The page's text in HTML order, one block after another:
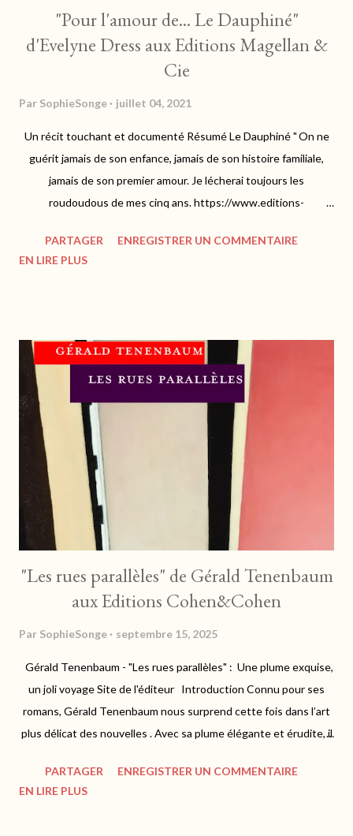
"Pour l'amour de... Le Dauphiné"
d'Evelyne Dress aux Editions Magellan &
Cie
Par SophieSonge juillet 04, 2021
Un récit touchant et documenté Résumé Le Dauphiné " On ne
guérit jamais de son enfance, jamais de son histoire familiale,
jamais de son premier amour. Je lécherai toujours les
roudoudous de mes cinq ans. https://www.editions-
coeur qui parle et nous exhorte à un voyage empreint
d'émotions en terres du Dauphiné, où elle y a inscrit ses
contemplation, oscillant entre plaisirs d'architecture, de faune
ou de flore. On n'oublie pas bien sûr la gastronomie qui réveille
les sens, et qui fait frétiller les papilles. "Ce territoire, je le
porte en moi. Je suis faite de ce pays, j'y ai grandi. C'est là où j'ai
tout appris, où j'ai ri, pleuré, aimé, tremblé, rêvé, fumé en
cachette ma première liane av...
PARTAGER
ENREGISTRER UN COMMENTAIRE
EN LIRE PLUS
"Les rues parallèles" de Gérald Tenenbaum
aux Editions Cohen&Cohen
Par SophieSonge septembre 15, 2025
Gérald Tenenbaum - "Les rues parallèles" : Une plume exquise,
un joli voyage Site de l'éditeur Introduction Connu pour ses
romans, Gérald Tenenbaum nous surprend cette fois dans l’art
plus délicat des nouvelles . Avec sa plume élégante et érudite, il
Ces pages nous entraînent dans un voyage où mémoire,
mythologie, science et art se répondent dans une harmonie
PARTAGER
ENREGISTRER UN COMMENTAIRE
EN LIRE PLUS